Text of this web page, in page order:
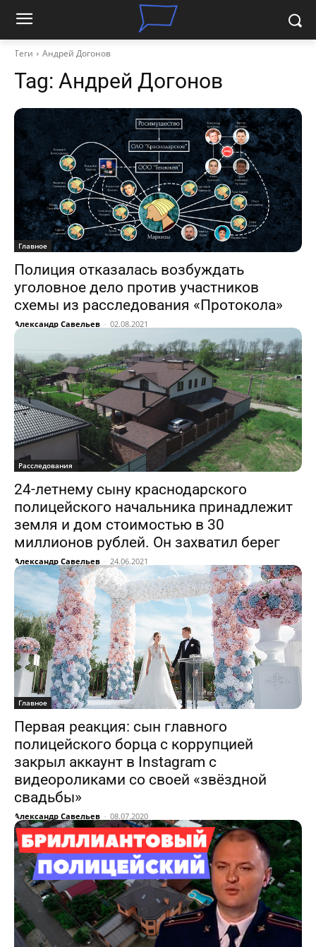
Теги Андрей Догонов
Tag: Андрей Догонов
Главное
Полиция отказалась возбуждать
уголовное дело против участников
схемы из расследования «Протокола»
Александр Савельев - 02.08.2021
Расследования
24-летнему сыну краснодарского
полицейского начальника принадлежит
земля и дом стоимостью в 30
миллионов рублей. Он захватил берег
Александр Савельев - 24.06.2021
Главное
Первая реакция: сын главного
полицейского борца с коррупцией
закрыл аккаунт в Instagram с
видеороликами со своей «звёздной
свадьбы»
Александр Савельев - 08.07.2020